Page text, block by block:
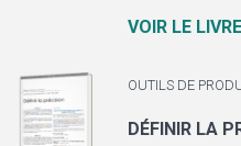
VOIR LE
OUTILS DE
DÉFINIR LA